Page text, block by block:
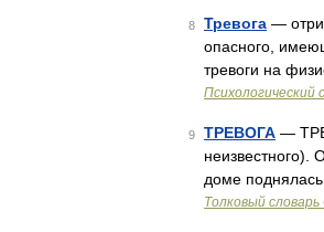
8 Тревога —
опасного,
тревоги на
Психологический
9 ТРЕВОГА —
неизвестного).
доме
Толковый